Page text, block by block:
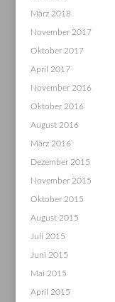
März 2018
November 2017
Oktober 2017
April 2017
November 2016
Oktober 2016
August 2016
März 2016
Dezember 2015
November 2015
Oktober 2015
August 2015
Juli 2015
Juni 2015
Mai 2015
April 2015